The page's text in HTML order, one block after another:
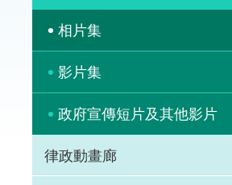
相片集
影片集
政府宣傳短片及其他影片
律政動畫廊